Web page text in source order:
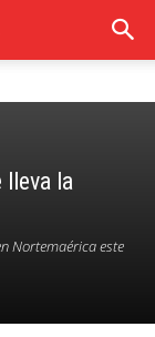
lleva la
Nortemaérica este